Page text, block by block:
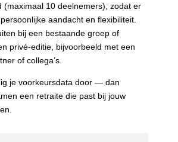
(maximaal 10 deelnemers), zodat er
aandacht en flexibiliteit.
bij een bestaande groep of
privé-editie, bijvoorbeeld met een
of collega’s.
je voorkeursdata door — dan
een retraite die past bij jouw